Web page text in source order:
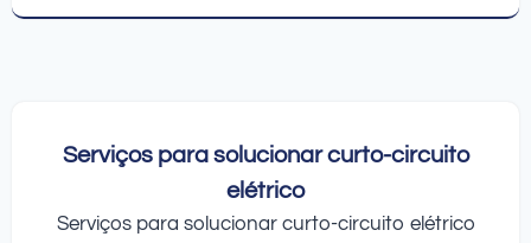
Serviços para solucionar curto-circuito
elétrico
Serviços para solucionar curto-circuito elétrico